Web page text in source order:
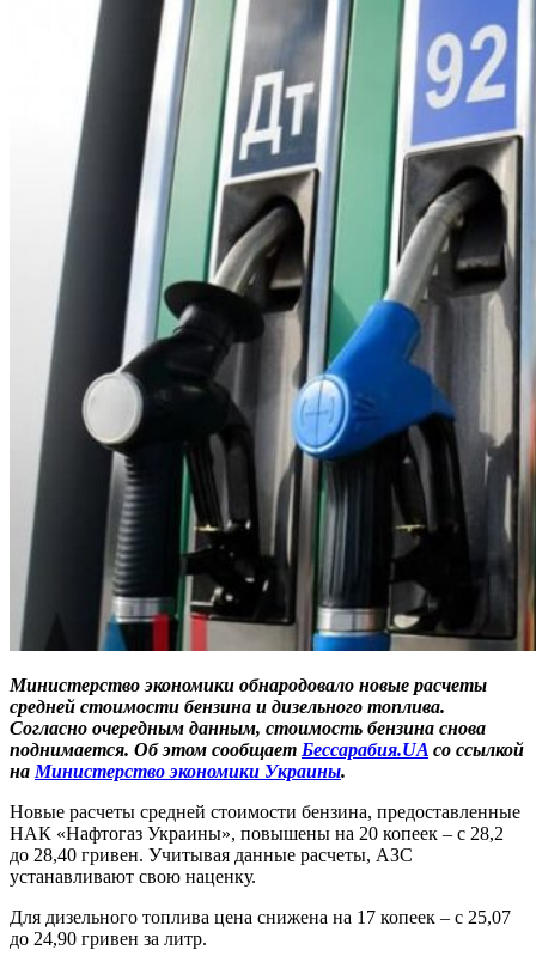
Министерство экономики обнародовало новые расчеты
средней стоимости бензина и дизельного топлива.
Согласно очередным данным, стоимость бензина снова
поднимается. Об этом сообщает Бессарабия.UA со ссылкой
на Министерство экономики Украины.
Новые расчеты средней стоимости бензина, предоставленные
НАК «Нафтогаз Украины», повышены на 20 копеек – с 28,2
до 28,40 гривен. Учитывая данные расчеты, АЗС
устанавливают свою наценку.
Для дизельного топлива цена снижена на 17 копеек – с 25,07
до 24,90 гривен за литр.